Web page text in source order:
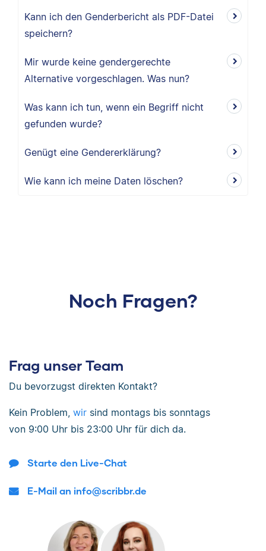
Kann ich den Genderbericht als PDF-Datei
speichern?
Mir wurde keine gendergerechte
Alternative vorgeschlagen. Was nun?
Was kann ich tun, wenn ein Begriff nicht
gefunden wurde?
Genügt eine Gendererklärung?
Wie kann ich meine Daten löschen?
Noch Fragen?
Frag unser Team
Du bevorzugst direkten Kontakt?
Kein Problem, wir sind montags bis sonntags
von 9:00 Uhr bis 23:00 Uhr für dich da.
Starte den Live-Chat
E-Mail an info@scribbr.de